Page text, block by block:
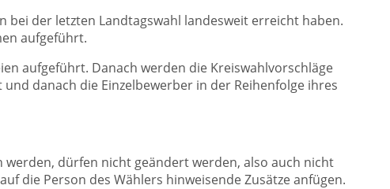
bei der letzten Landtagswahl landesweit erreicht haben.
aufgeführt.
aufgeführt. Danach werden die Kreiswahlvorschläge
danach die Einzelbewerber in der Reihenfolge ihres
werden, dürfen nicht geändert werden, also auch nicht
die Person des Wählers hinweisende Zusätze anfügen.